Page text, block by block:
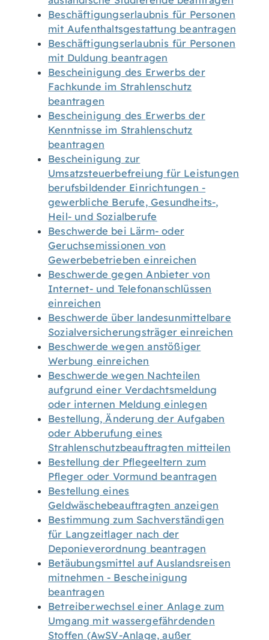
Beschäftigungserlaubnis für Personen
mit Aufenthaltsgestattung beantragen
Beschäftigungserlaubnis für Personen
mit Duldung beantragen
Bescheinigung des Erwerbs der
Fachkunde im Strahlenschutz
beantragen
Bescheinigung des Erwerbs der
Kenntnisse im Strahlenschutz
beantragen
Bescheinigung zur
Umsatzsteuerbefreiung für Leistungen
berufsbildender Einrichtungen -
gewerbliche Berufe, Gesundheits-,
Heil- und Sozialberufe
Beschwerde bei Lärm- oder
Geruchsemissionen von
Gewerbebetrieben einreichen
Beschwerde gegen Anbieter von
Internet- und Telefonanschlüssen
einreichen
Beschwerde über landesunmittelbare
Sozialversicherungsträger einreichen
Beschwerde wegen anstößiger
Werbung einreichen
Beschwerde wegen Nachteilen
aufgrund einer Verdachtsmeldung
oder internen Meldung einlegen
Bestellung, Änderung der Aufgaben
oder Abberufung eines
Strahlenschutzbeauftragten mitteilen
Bestellung der Pflegeeltern zum
Pfleger oder Vormund beantragen
Bestellung eines
Geldwäschebeauftragten anzeigen
Bestimmung zum Sachverständigen
für Langzeitlager nach der
Deponieverordnung beantragen
Betäubungsmittel auf Auslandsreisen
mitnehmen - Bescheinigung
beantragen
Betreiberwechsel einer Anlage zum
Umgang mit wassergefährdenden
Stoffen (AwSV-Anlage, außer